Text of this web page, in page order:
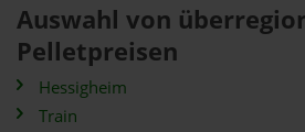
Auswahl von
Pelletpreisen
Hessigheim
Train